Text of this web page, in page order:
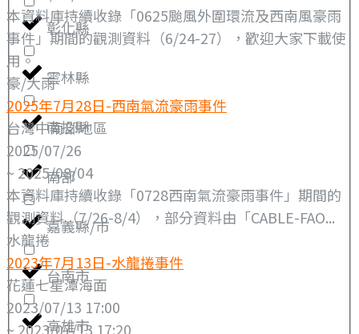
彰化縣
雲林縣
南投縣
南部
嘉義縣/市
台南市
高雄市
本資料庫持續收錄「0625颱風外圍環流及西南風豪雨
事件」期間的觀測資料（6/24-27），歡迎大家下載使
用。
豪/大雨
2025年7月28日-西南氣流豪雨事件
台灣中南部地區
2025/07/26
~ 2025/08/04
本資料庫持續收錄「0728西南氣流豪雨事件」期間的
觀測資料（7/26-8/4），部分資料由「CABLE-FAO...
水龍捲
2023年7月13日-水龍捲事件
花蓮七星潭海面
2023/07/13 17:00
~ 2023/07/13 17:20